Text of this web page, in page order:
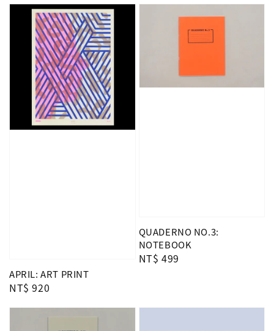
APRIL: ART PRINT
Regular
NT$ 920
QUADERNO NO.3:
NOTEBOOK
Regular
NT$ 499